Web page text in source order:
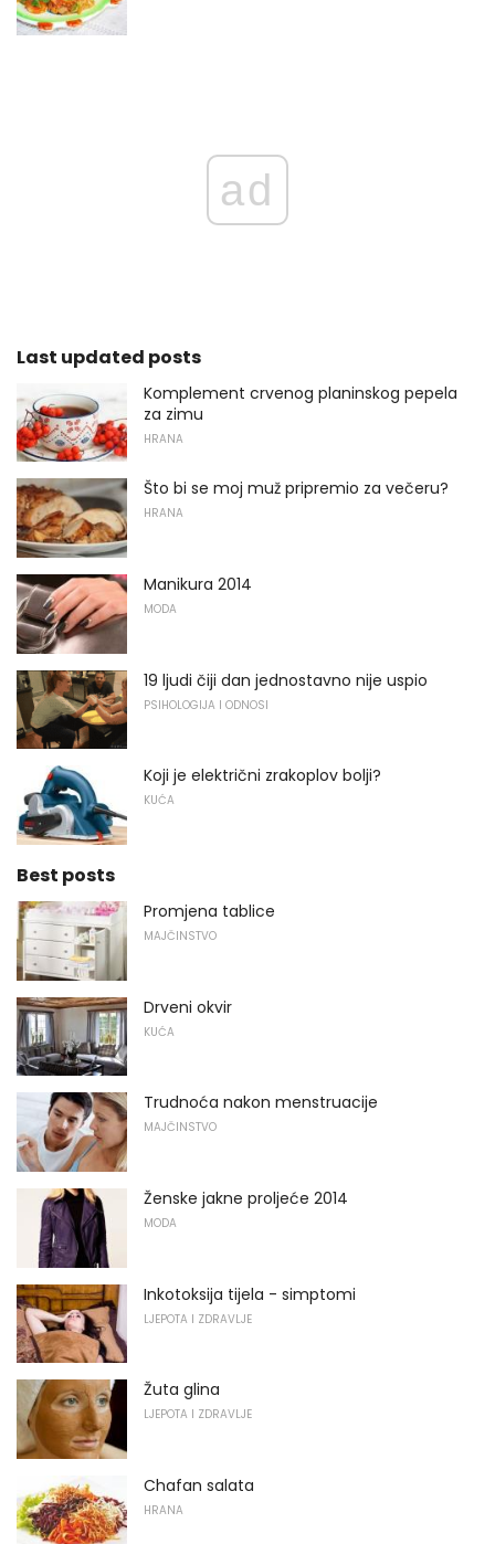
ad
Last updated posts
Komplement crvenog planinskog pepela
za zimu
HRANA
Što bi se moj muž pripremio za večeru?
HRANA
Manikura 2014
MODA
19 ljudi čiji dan jednostavno nije uspio
PSIHOLOGIJA I ODNOSI
Koji je električni zrakoplov bolji?
KUĆA
Best posts
Promjena tablice
MAJČINSTVO
Drveni okvir
KUĆA
Trudnoća nakon menstruacije
MAJČINSTVO
Ženske jakne proljeće 2014
MODA
Inkotoksija tijela - simptomi
LJEPOTA I ZDRAVLJE
Žuta glina
LJEPOTA I ZDRAVLJE
Chafan salata
HRANA